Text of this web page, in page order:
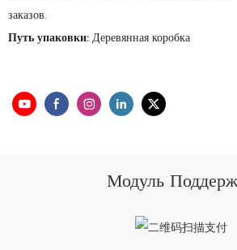
заказов.
Путь упаковки: Деревянная коробка
Модуль